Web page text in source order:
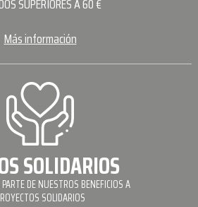
SUPERIORES A 60 €
Más información
SOLIDARIOS
DE NUESTROS BENEFICIOS A
SOLIDARIOS